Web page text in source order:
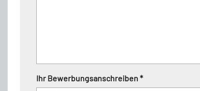
Ihr Bewerbungsanschreiben *